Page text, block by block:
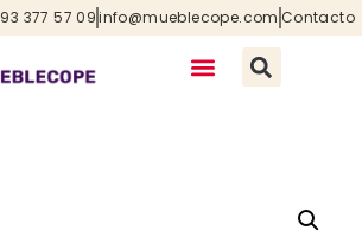
93 377 57 09info@mueblecope.com Contacto